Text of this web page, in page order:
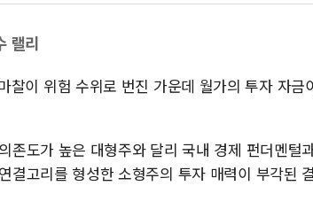
여수 오동도 인근 해
인천서 말다툼 중 어
李대통령, ISA 개편
랠리
이 위험 수위로 번진 가운데 월가의 투자 자금
존도가 높은 대형주와 달리 국내 경제 펀더멘털
결고리를 형성한 소형주의 투자 매력이 부각된